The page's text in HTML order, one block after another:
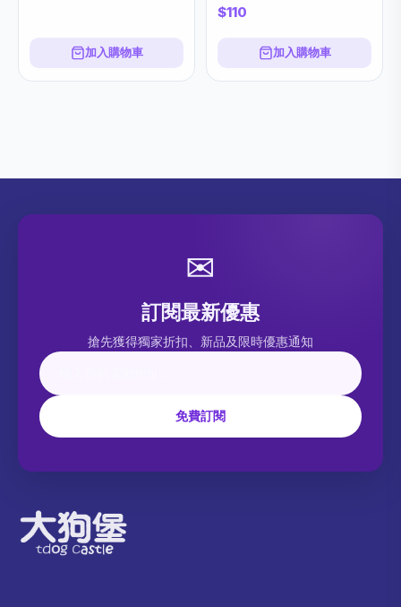
加入購物車
$110
加入購物車
✉
訂閱最新優惠
搶先獲得獨家折扣、新品及限時優惠通知
免費訂閱